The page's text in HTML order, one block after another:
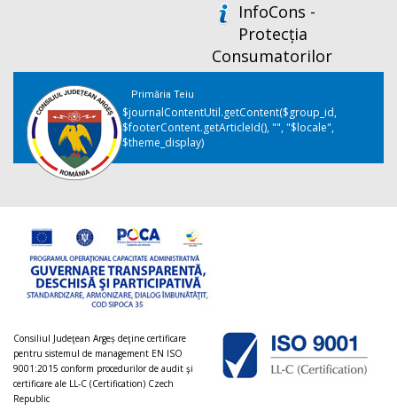
InfoCons -
Protecția
Consumatorilor
Primăria Teiu
$journalContentUtil.getContent($group_id,
$footerContent.getArticleId(), "", "$locale",
$theme_display)
Consiliul Judeţean Argeș deţine certificare
pentru sistemul de management EN ISO
9001:2015 conform procedurilor de audit şi
certificare ale LL-C (Certification) Czech
Republic